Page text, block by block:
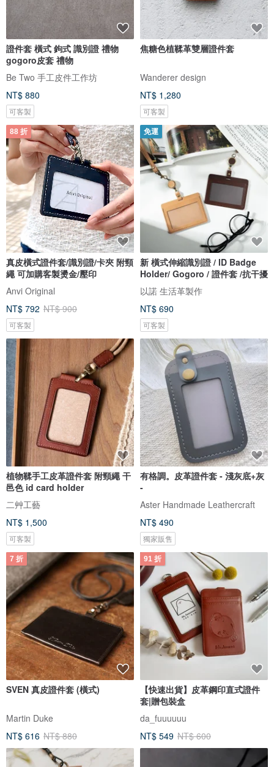
證件套 橫式 鉤式 識別證 禮物
gogoro皮套 禮物
Be Two 手工皮件工作坊
NT$ 880
可客製
焦糖色植鞣革雙層證件套
Wanderer design
NT$ 1,280
可客製
88 折
真皮橫式證件套/識別證/卡夾 附頸
繩 可加購客製燙金/壓印
Anvi Original
NT$ 792 NT$ 900
可客製
免運
新 橫式伸縮識別證 / ID Badge
Holder/ Gogoro / 證件套 /抗干擾
以諾 生活革製作
NT$ 690
可客製
植物鞣手工皮革證件套 附頸繩 干
邑色 id card holder
二艸工藝
NT$ 1,500
可客製
有格調。皮革證件套 - 淺灰底+灰
-
Aster Handmade Leathercraft
NT$ 490
獨家販售
7 折
SVEN 真皮證件套 (橫式)
Martin Duke
NT$ 616 NT$ 880
91 折
【快速出貨】皮革鋼印直式證件
套|贈包裝盒
da_fuuuuuu
NT$ 549 NT$ 600